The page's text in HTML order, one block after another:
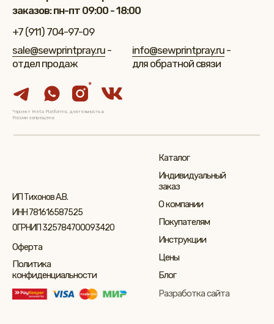
+7 (911) 704-97-09
sale@sewprintpray.ru -
отдел продаж
заказов: пн-пт 09:00 - 18:00
ИП Тихонов А.В.
ИНН 781616587525
О компании
Индивидуальный
заказ
Каталог
Покупателям
Инструкции
Оферта
Политика
конфиденциальности
Разработка сайта
ОГРНИП 325784700093420
*проект Meta Platforms, деятельность в
России запрещена
*
info@sewprintpray.ru -
для обратной связи
Цены
Блог